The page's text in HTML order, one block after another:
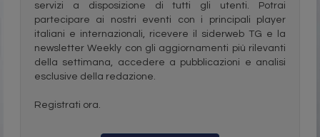
servizi a disposizione di tutti gli utenti. Potrai
partecipare ai nostri eventi con i principali player
italiani e internazionali, ricevere il siderweb TG e la
newsletter Weekly con gli aggiornamenti più rilevanti
della settimana, accedere a pubblicazioni e analisi
esclusive della redazione.
Registrati ora.